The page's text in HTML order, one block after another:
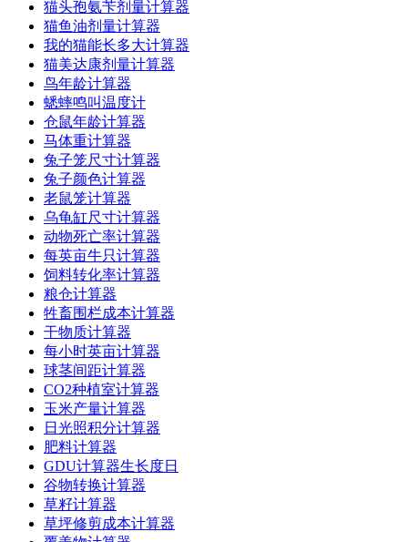
猫头孢氨苄剂量计算器
猫鱼油剂量计算器
我的猫能长多大计算器
猫美达康剂量计算器
鸟年龄计算器
蟋蟀鸣叫温度计
仓鼠年龄计算器
马体重计算器
兔子笼尺寸计算器
兔子颜色计算器
老鼠笼计算器
乌龟缸尺寸计算器
动物死亡率计算器
每英亩牛只计算器
饲料转化率计算器
粮仓计算器
牲畜围栏成本计算器
干物质计算器
每小时英亩计算器
球茎间距计算器
CO2种植室计算器
玉米产量计算器
日光照积分计算器
肥料计算器
GDU计算器生长度日
谷物转换计算器
草籽计算器
草坪修剪成本计算器